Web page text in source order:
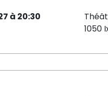
à 20:30
1050